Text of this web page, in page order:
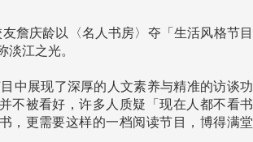
詹庆龄以〈名人书房〉夺「生活风格节目
江之光。
中展现了深厚的人文素养与精准的访谈功
不被看好，许多人质疑「现在人都不看书
，更需要这样的一档阅读节目，博得满堂